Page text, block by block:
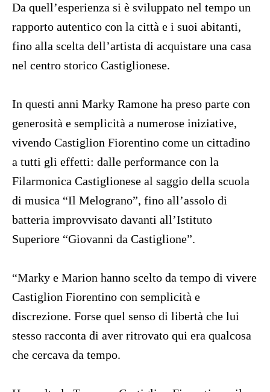
Da quell’esperienza si è sviluppato nel tempo un
rapporto autentico con la città e i suoi abitanti,
fino alla scelta dell’artista di acquistare una casa
nel centro storico Castiglionese.
In questi anni Marky Ramone ha preso parte con
generosità e semplicità a numerose iniziative,
vivendo Castiglion Fiorentino come un cittadino
a tutti gli effetti: dalle performance con la
Filarmonica Castiglionese al saggio della scuola
di musica “Il Melograno”, fino all’assolo di
batteria improvvisato davanti all’Istituto
Superiore “Giovanni da Castiglione”.
“Marky e Marion hanno scelto da tempo di vivere
Castiglion Fiorentino con semplicità e
discrezione. Forse quel senso di libertà che lui
stesso racconta di aver ritrovato qui era qualcosa
che cercava da tempo.